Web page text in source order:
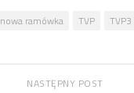
nowa ramówka TVP TVP3
NASTĘPNY POST